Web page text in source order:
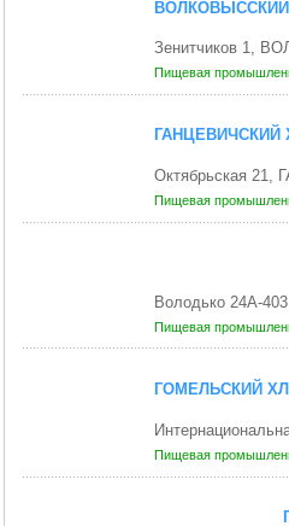
Зенитчиков 1,
Пищевая
Октябрьская 21,
Пищевая
Володько 24А-
Пищевая
ГОМЕЛЬСКИЙ
Пищевая